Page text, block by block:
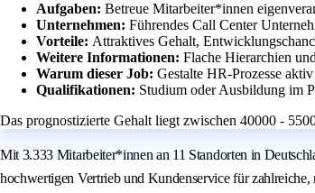
Aufgaben: Betreue Mitarbeiter*innen
Unternehmen: Führendes Call Center
Vorteile: Attraktives Gehalt,
Weitere Informationen: Flache Hierarchien
Warum dieser Job: Gestalte HR-Prozesse
Qualifikationen: Studium oder Ausbildung im
Das prognostizierte Gehalt liegt zwischen 40000 -
Mit 3.333 Mitarbeiter*innen an 11 Standorten in
hochwertigen Vertrieb und Kundenservice für